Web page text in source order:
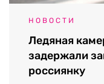
НОВОСТИ
Ледяная
задержали
россиянку